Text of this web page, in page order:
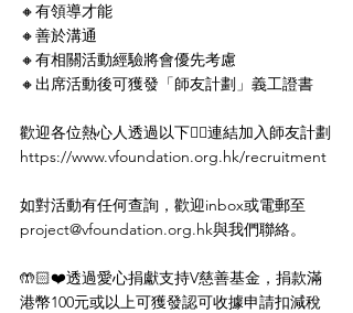
🔸有領導才能
🔸善於溝通
🔸有相關活動經驗將會優先考慮
🔸出席活動後可獲發「師友計劃」義工證書
歡迎各位熱心人透過以下👇🏻連結加入師友計劃
https://www.vfoundation.org.hk/recruitment
如對活動有任何查詢，歡迎inbox或電郵至
project@vfoundation.org.hk與我們聯絡。
🤲🏻❤️透過愛心捐獻支持V慈善基金，捐款滿
港幣100元或以上可獲發認可收據申請扣減稅